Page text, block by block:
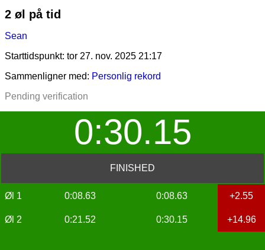
2 øl på tid
Sean
Starttidspunkt: tor 27. nov. 2025 21:17
Sammenligner med: Personlig rekord
Pending verification
0:30.15
FINISHED
Øl 1 0:08.63 0:08.63 +2.55
Øl 2 0:21.52 0:30.15 +14.96